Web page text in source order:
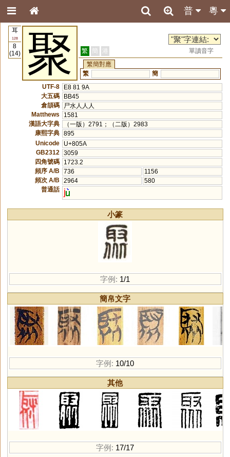
粵
普
耳
128
8
(14)
聚 繁 簡 港
單讀音字
繁簡對應
繁
簡
UTF-8
E8 81 9A
大五碼
BB45
倉頡碼
尸水人人人
Matthews
1581
漢語大字典
（一版）2791；（二版）2983
康熙字典 895
Unicode
U+805A
GB2312
3059
四角號碼
1723.2
頻序 A/B
736
1156
頻次 A/B
2964
580
普通話
j
小篆
字例: 1/1
簡帛文字
字例: 10/10
其他
字例: 17/17